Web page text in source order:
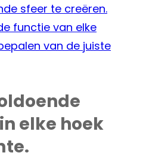
sfeer te creëren.
functie van elke
van de juiste
elke hoek